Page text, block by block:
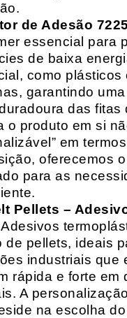
de Adesão
essencial para
de baixa
como plásticos
garantindo
das fitas
o produto em si
em
oferecemos
para as
Pellets –
Adesivos
de pellets, ideais
industriais que
rápida e forte em
A
na escolha